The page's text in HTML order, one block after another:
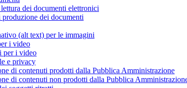
dei documenti elettronici
dei documenti
(alt text) per le immagini
i video
per i video
e privacy
di contenuti prodotti dalla Pubblica Amministrazione
di contenuti non prodotti dalla Pubblica